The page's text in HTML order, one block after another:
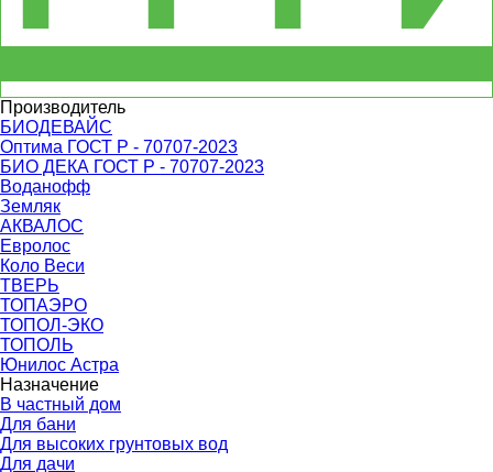
Производитель
БИОДЕВАЙС
Оптима ГОСТ Р - 70707-2023
БИО ДЕКА ГОСТ Р - 70707-2023
Воданофф
Земляк
АКВАЛОС
Евролос
Коло Веси
ТВЕРЬ
ТОПАЭРО
ТОПОЛ-ЭКО
ТОПОЛЬ
Юнилос Астра
Назначение
В частный дом
Для бани
Для высоких грунтовых вод
Для дачи